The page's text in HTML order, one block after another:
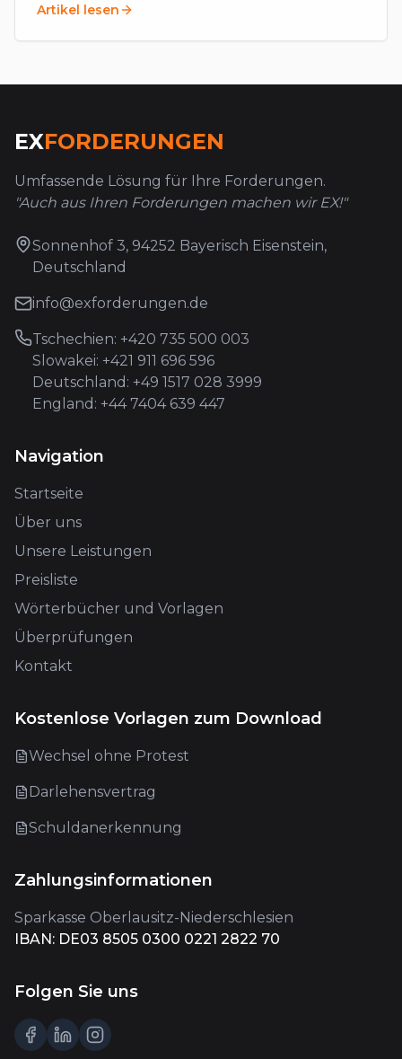
Artikel lesen
EXFORDERUNGEN
Umfassende Lösung für Ihre Forderungen.
"Auch aus Ihren Forderungen machen wir EX!"
Sonnenhof 3, 94252 Bayerisch Eisenstein,
Deutschland
info@exforderungen.de
Tschechien: +420 735 500 003
Slowakei: +421 911 696 596
Deutschland: +49 1517 028 3999
England: +44 7404 639 447
Navigation
Startseite
Über uns
Unsere Leistungen
Preisliste
Wörterbücher und Vorlagen
Überprüfungen
Kontakt
Kostenlose Vorlagen zum Download
Wechsel ohne Protest
Darlehensvertrag
Schuldanerkennung
Zahlungsinformationen
Sparkasse Oberlausitz-Niederschlesien
IBAN: DE03 8505 0300 0221 2822 70
Folgen Sie uns